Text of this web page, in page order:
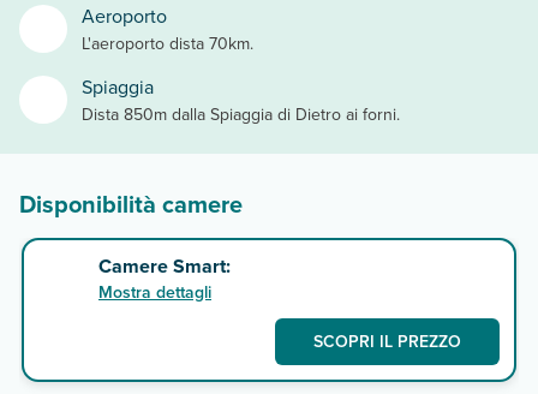
Aeroporto
L'aeroporto dista 70km.
Spiaggia
Dista 850m dalla Spiaggia di Dietro ai forni.
Disponibilità camere
Camere Smart:
Mostra dettagli
SCOPRI IL PREZZO